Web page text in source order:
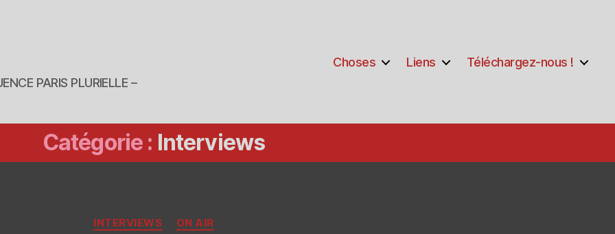
PARIS PLURIELLE –
Choses Liens Téléchargez-nous !
Catégorie : Interviews
Catégories
INTERVIEWS ON AIR